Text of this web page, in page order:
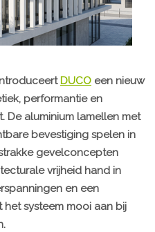
DUCO een nieuw
performantie en
De aluminium lamellen met
bevestiging spelen in
gevelconcepten
vrijheid hand in
en een
het systeem mooi aan bij